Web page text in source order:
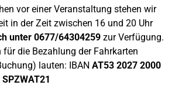
vor einer Veranstaltung stehen wir
in der Zeit zwischen 16 und 20 Uhr
unter 0677/64304259 zur Verfügung.
für die Bezahlung der Fahrkarten
lauten: IBAN AT53 2027 2000
SPZWAT21